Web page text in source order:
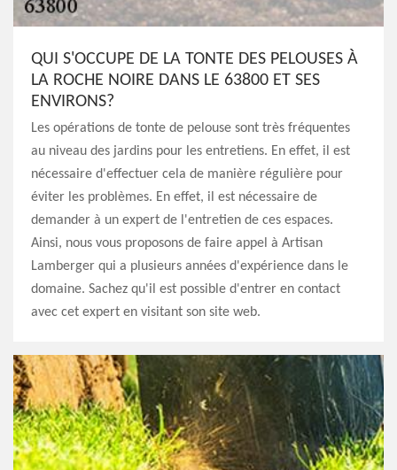
QUI S'OCCUPE DE LA TONTE DES PELOUSES À
LA ROCHE NOIRE DANS LE 63800 ET SES
ENVIRONS?
Les opérations de tonte de pelouse sont très fréquentes
au niveau des jardins pour les entretiens. En effet, il est
nécessaire d'effectuer cela de manière régulière pour
éviter les problèmes. En effet, il est nécessaire de
demander à un expert de l'entretien de ces espaces.
Ainsi, nous vous proposons de faire appel à Artisan
Lamberger qui a plusieurs années d'expérience dans le
domaine. Sachez qu'il est possible d'entrer en contact
avec cet expert en visitant son site web.